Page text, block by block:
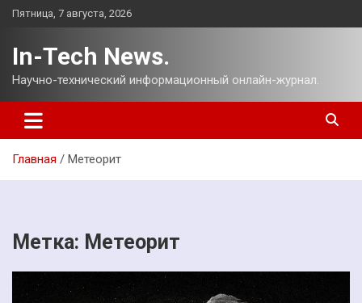
Перейти
Пятница, 7 августа, 2026
In-Tech News.
Научно-технический информационный онлайн-журнал.
Главная Метеорит
Метка: Метеорит